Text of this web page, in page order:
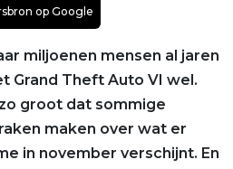
op Google
miljoenen mensen al jaren
Grand Theft Auto VI wel.
groot dat sommige
maken over wat er
in november verschijnt. En